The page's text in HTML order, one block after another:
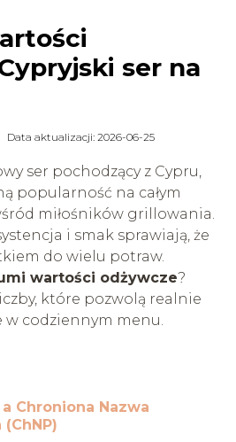
ser na
Data aktualizacji: 2026-06-25
ser pochodzący z Cypru,
popularność na całym
miłośników grillowania.
i smak sprawiają, że
do wielu potraw.
wartości odżywcze?
które pozwolą realnie
w codziennym menu.
Chroniona Nazwa